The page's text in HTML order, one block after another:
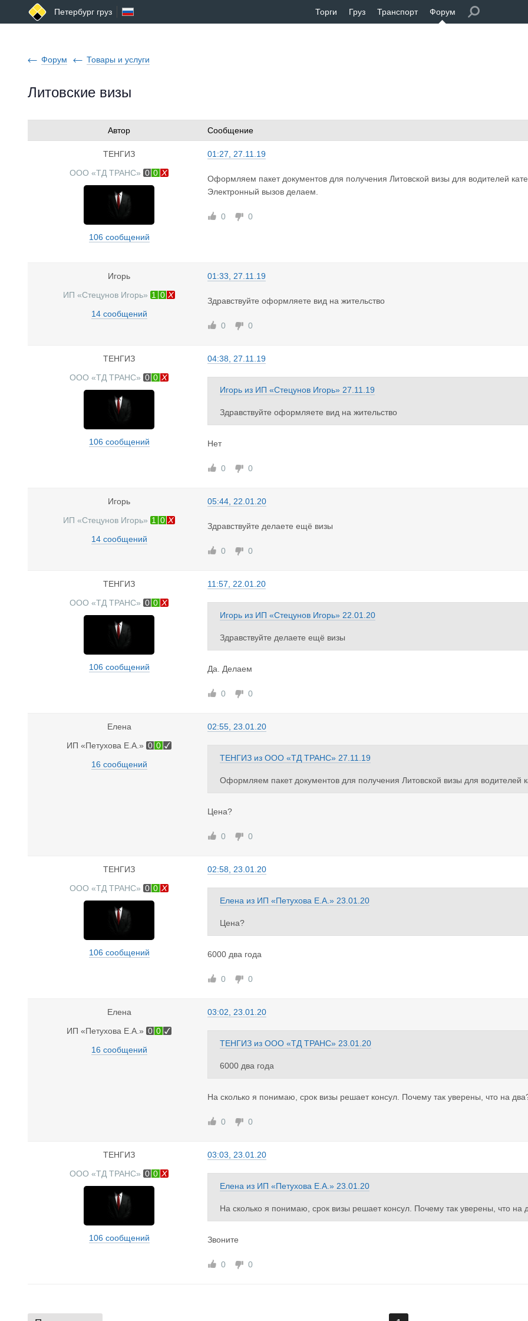
Петербург груз Торги Груз Транспорт Форум
Форум Товары и услуги
Литовские визы
Автор Сообщение
ТЕНГИЗ
ООО «ТД ТРАНС» 0 0
106 сообщений
01:27, 27.11.19
Оформляем пакет документов для получения Литовской визы для водителей
Электронный вызов делаем.
0 0
Игорь
ИП «Стецунов Игорь» 1
0
14 сообщений
01:33, 27.11.19
Здравствуйте оформляете вид на жительство
0 0
ТЕНГИЗ
ООО «ТД ТРАНС» 0 0
106 сообщений
04:38, 27.11.19
Игорь из ИП «Стецунов Игорь» 27.11.19
Здравствуйте оформляете вид на жительство
Нет
0 0
Игорь
ИП «Стецунов Игорь» 1
0
14 сообщений
05:44, 22.01.20
Здравствуйте делаете ещё визы
0 0
ТЕНГИЗ
ООО «ТД ТРАНС» 0 0
106 сообщений
11:57, 22.01.20
Игорь из ИП «Стецунов Игорь» 22.01.20
Здравствуйте делаете ещё визы
Да. Делаем
0 0
Елена
ИП «Петухова Е.А.» 0 0
16 сообщений
02:55, 23.01.20
ТЕНГИЗ из ООО «ТД ТРАНС» 27.11.19
Оформляем пакет документов для получения Литовской визы для водителей
Цена?
0 0
ТЕНГИЗ
ООО «ТД ТРАНС» 0 0
106 сообщений
02:58, 23.01.20
Елена из ИП «Петухова Е.А.» 23.01.20
Цена?
6000 два года
0 0
Елена
ИП «Петухова Е.А.» 0 0
16 сообщений
03:02, 23.01.20
ТЕНГИЗ из ООО «ТД ТРАНС» 23.01.20
6000 два года
На сколько я понимаю, срок визы решает консул. Почему так уверены, что на
0 0
ТЕНГИЗ
ООО «ТД ТРАНС» 0 0
106 сообщений
03:03, 23.01.20
Елена из ИП «Петухова Е.А.» 23.01.20
На сколько я понимаю, срок визы решает консул. Почему так уверены, что на
Звоните
0 0